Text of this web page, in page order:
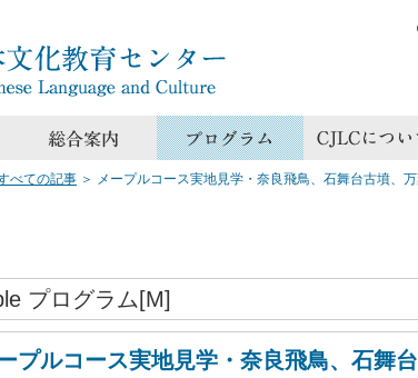
べての記事 ＞ メープルコース実地見学・奈良飛鳥、石舞台古墳、
プログラム[M]
プルコース実地見学・奈良飛鳥、石舞